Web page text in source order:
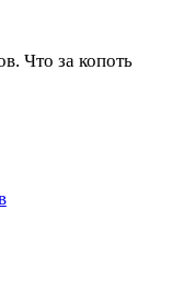
Что за копоть